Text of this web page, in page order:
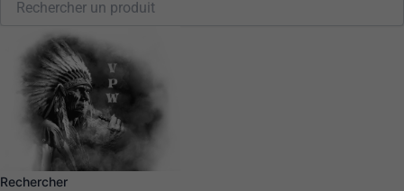
Rechercher